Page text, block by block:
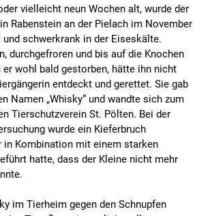
vielleicht neun Wochen alt, wurde der
Rabenstein an der Pielach im November
schwerkrank in der Eiseskälte.
durchgefroren und bis auf die Knochen
er wohl bald gestorben, hätte ihn nicht
entdeckt und gerettet. Sie gab
Namen „Whisky“ und wandte sich zum
Tierschutzverein St. Pölten. Bei der
wurde ein Kieferbruch
in Kombination mit einem starken
hatte, dass der Kleine nicht mehr
im Tierheim gegen den Schnupfen